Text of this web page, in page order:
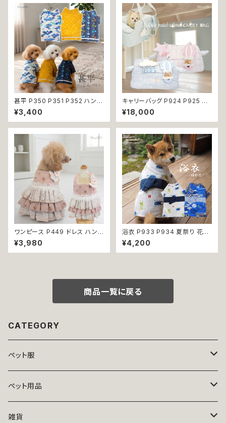
猫の服 猫洋服 猫の洋服 洋服
ドッグウェア ドッグウエア 女の
子 小型犬 ビーズ おしゃれ かわ
いい 可愛い dog
無料 返品交換不可
甚平 P350 P351 P352 ハンド
メイド ホワイト ネイビー カラシ
イエロー とんぼ ドッグ ウェア
ドッグウエア 犬 猫 ペット 服 犬
柄 小型犬 子犬 仔犬 夏 送料無
料 返品交換不可
¥3,400
キャリーバッグ P924 P925 キ
ャリーケース ショルダーバッグ
ボストンバッグ お出掛け 散歩
旅行 避難用 防災 犬 猫 ペット
¥18,000
ワンピース P449 ドレス ハンド
メイド コットン うさぎ ラビット
花 小花 ピンク ドックウェア 犬
用 服 犬服 猫服 犬の服 猫の服
犬 おしゃれ かわいい 可愛い 返
¥3,980
浴衣 P933 P934 夏祭り 花火
大会 富士山 カブトムシ クワガ
タ 昆虫柄 和装 和柄 古風 伝統
日本 夏 ハンドメイド ドッグウエ
服 犬洋服 犬の洋服 洋服 おしゃ
可
¥4,200
商品一覧に戻る
CATEGORY
ペット服
トップス
ニット
ボトムス
ペット用品
ベッド
雑貨